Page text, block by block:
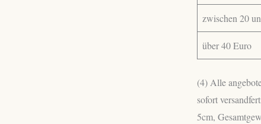
zwischen 20
über 40 Euro
(4) Alle
sofort
5cm,